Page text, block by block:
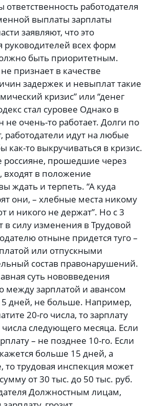
ответственность работодателя
выплаты зарплаты
заявляют, что это
руководителей всех форм
быть приоритетным.
признает в качестве
задержек и невыплат такие
кризис” или “денег
стал суровее Однако в
не очень-то работает. Долги по
работодатели идут на любые
как-то выкручиваться в кризис.
россияне, прошедшие через
входят в положение
ждать и терпеть. “А куда
они, – хлебные места никому
и никого не держат”. Но с 3
в силу изменения в Трудовой
отныне придется туго –
или отпускными
состав правонарушений.
суть нововведения
между зарплатой и авансом
дней, не больше. Например,
20-го числа, то зарплату
числа следующего месяца. Если
– не позднее 10-го. Если
больше 15 дней, а
то трудовая инспекция может
от 30 тыс. до 50 тыс. руб.
Должностным лицам,